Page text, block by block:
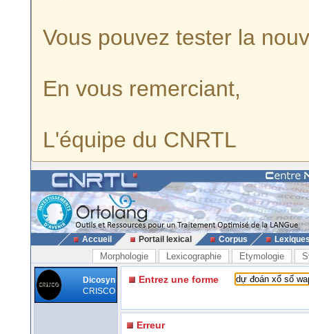
Vous pouvez tester la
En vous remerciant,
L'équipe du CNRTL
Accueil Portail lexical Corpus
Morphologie Lexicographie Etymologie
Dicosyn
CRISCO
Entrez une forme
Erreur